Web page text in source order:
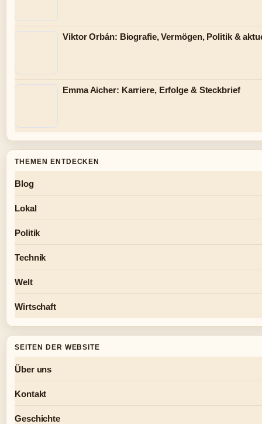
Viktor Orbán: Biografie, Vermögen, Politik &
Emma Aicher: Karriere, Erfolge & Steckbrief
THEMEN ENTDECKEN
Blog
Lokal
Politik
Technik
Welt
Wirtschaft
SEITEN DER WEBSITE
Über uns
Kontakt
Geschichte